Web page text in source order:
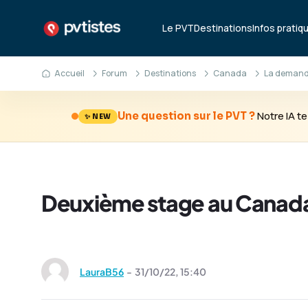
Le PVTDestinationsInfos
Accueil Forum Destinations Canada La
✨ NEW Une question sur le PVT ?Notre IA
Deuxième stage au
LauraB56 - 31/10/22, 15:40